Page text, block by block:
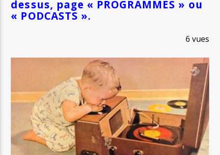
dessus, page « PROGRAMMES » ou
« PODCASTS ».
6 vues